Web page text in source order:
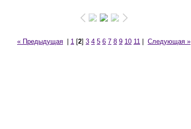
« Предыдущая 1 [2] 3 4 5 6 7 8 9 10 11 Следующая »